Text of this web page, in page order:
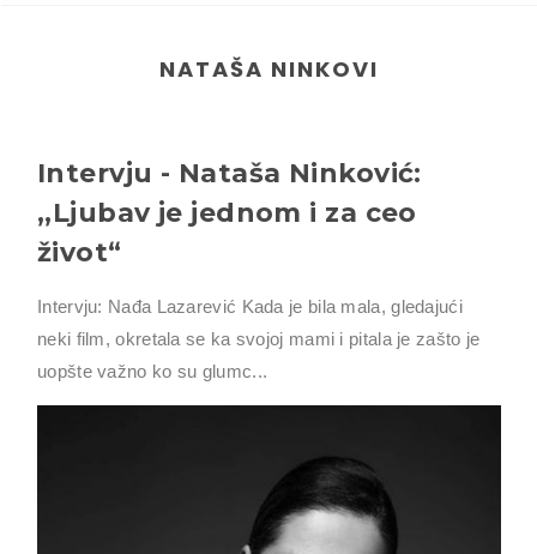
NATAŠA NINKOVI
Intervju - Nataša Ninković:
,,Ljubav je jednom i za ceo
život“
Intervju: Nađa Lazarević Kada je bila mala, gledajući
neki film, okretala se ka svojoj mami i pitala je zašto je
uopšte važno ko su glumc...